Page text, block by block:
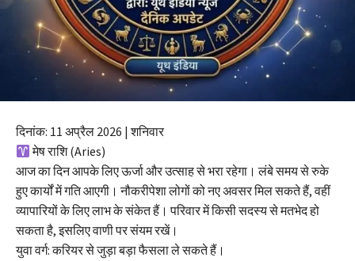
दिनांक: 11 अप्रैल 2026 | शनिवार
मेष राशि (Aries)
आज का दिन आपके लिए ऊर्जा और उत्साह से भरा रहेगा। लंबे समय से रुके
हुए कार्यों में गति आएगी। नौकरीपेशा लोगों को नए अवसर मिल सकते हैं, वहीं
व्यापारियों के लिए लाभ के संकेत हैं। परिवार में किसी सदस्य से मतभेद हो
सकता है, इसलिए वाणी पर संयम रखें।
युवा वर्ग: करियर से जुड़ा बड़ा फैसला ले सकते हैं।